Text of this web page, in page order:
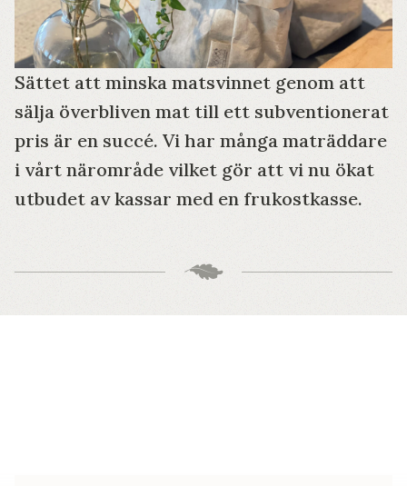
Sättet att minska matsvinnet genom att
sälja överbliven mat till ett subventionerat
pris är en succé. Vi har många maträddare
i vårt närområde vilket gör att vi nu ökat
utbudet av kassar med en frukostkasse.